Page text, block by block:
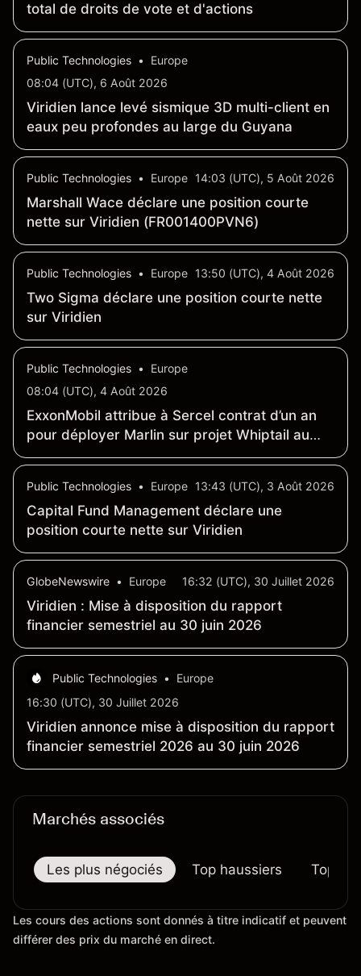
total de droits de vote et d'actions
Public Technologies •
Europe
08:04 (UTC), 6 Août 2026
Viridien lance levé sismique 3D multi-client en
eaux peu profondes au large du Guyana
Public Technologies • Europe 14:03 (UTC), 5 Août 2026
Marshall Wace déclare une position courte
nette sur Viridien (FR001400PVN6)
Public Technologies • Europe 13:50 (UTC), 4 Août 2026
Two Sigma déclare une position courte nette
sur Viridien
Public Technologies •
Europe
08:04 (UTC), 4 Août 2026
ExxonMobil attribue à Sercel contrat d’un an
pour déployer Marlin sur projet Whiptail au
large du Guyana
Public Technologies • Europe 13:43 (UTC), 3 Août 2026
Capital Fund Management déclare une
position courte nette sur Viridien
GlobeNewswire • Europe 16:32 (UTC), 30 Juillet 2026
Viridien : Mise à disposition du rapport
financier semestriel au 30 juin 2026
Public Technologies •
Europe
16:30 (UTC), 30 Juillet 2026
Viridien annonce mise à disposition du rapport
financier semestriel 2026 au 30 juin 2026
Marchés associés
Les plus négociés Top haussiers Top
Les cours des actions sont donnés à titre indicatif et peuvent
différer des prix du marché en direct.